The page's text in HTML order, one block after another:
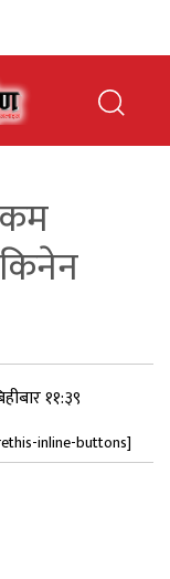
११:३९
inline-buttons]